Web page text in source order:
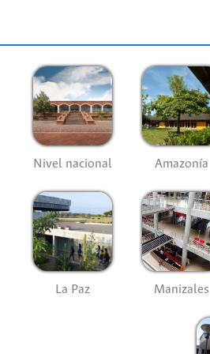
Nivel nacional Amazonía
La Paz Manizales